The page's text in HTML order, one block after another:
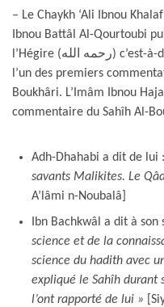
– Le Chaykh ‘Ali Ibnou
Ibnou Battâl Al-Qourtoubi
l’Hégire (رحمه الله) c’est-à-dire il y a presque 1000 ans. Il est
l’un des premiers
Boukhâri. L’Imâm Ibnou
commentaire du Sahîh Al-
Adh-Dhahabi a dit de lui :
savants Malikites. Le
A’lâmi n-Noubalâ]
Ibn Bachkwâl a dit à son
science et de la
science du hadith avec
expliqué le Sahîh durant
l’ont rapporté de lui »